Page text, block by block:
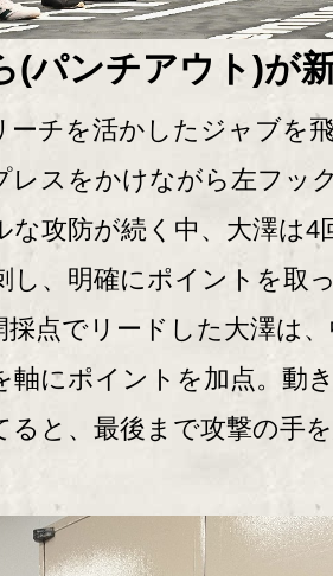
(パンチアウト)が
チを活かしたジャブを
レスをかけながら左フッ
な攻防が続く中、大澤は4
し、明確にポイントを取
採点でリードした大澤は
軸にポイントを加点。動
ると、最後まで攻撃の手